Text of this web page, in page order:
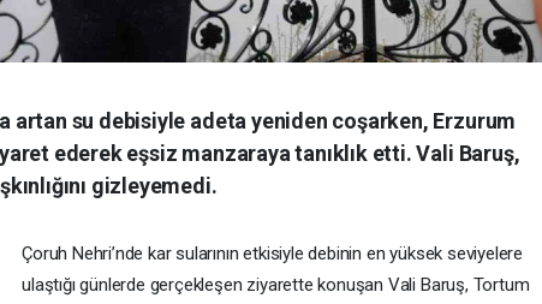
artan su debisiyle adeta yeniden coşarken, Erzurum
ederek eşsiz manzaraya tanıklık etti. Vali Baruş,
gizleyemedi.
Çoruh Nehri’nde kar sularının etkisiyle debinin en yüksek seviyelere
ulaştığı günlerde gerçekleşen ziyarette konuşan Vali Baruş, Tortum